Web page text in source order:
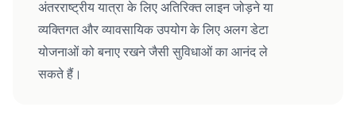
अंतरराष्ट्रीय यात्रा के लिए अतिरिक्त लाइन जोड़ने या
व्यक्तिगत और व्यावसायिक उपयोग के लिए अलग डेटा
योजनाओं को बनाए रखने जैसी सुविधाओं का आनंद ले
सकते हैं।